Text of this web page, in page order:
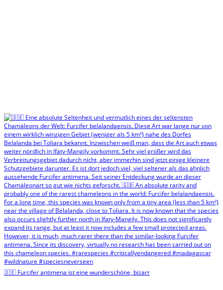
🇩🇪 Furcifer antimena ist eine wunderschöne, bizarr